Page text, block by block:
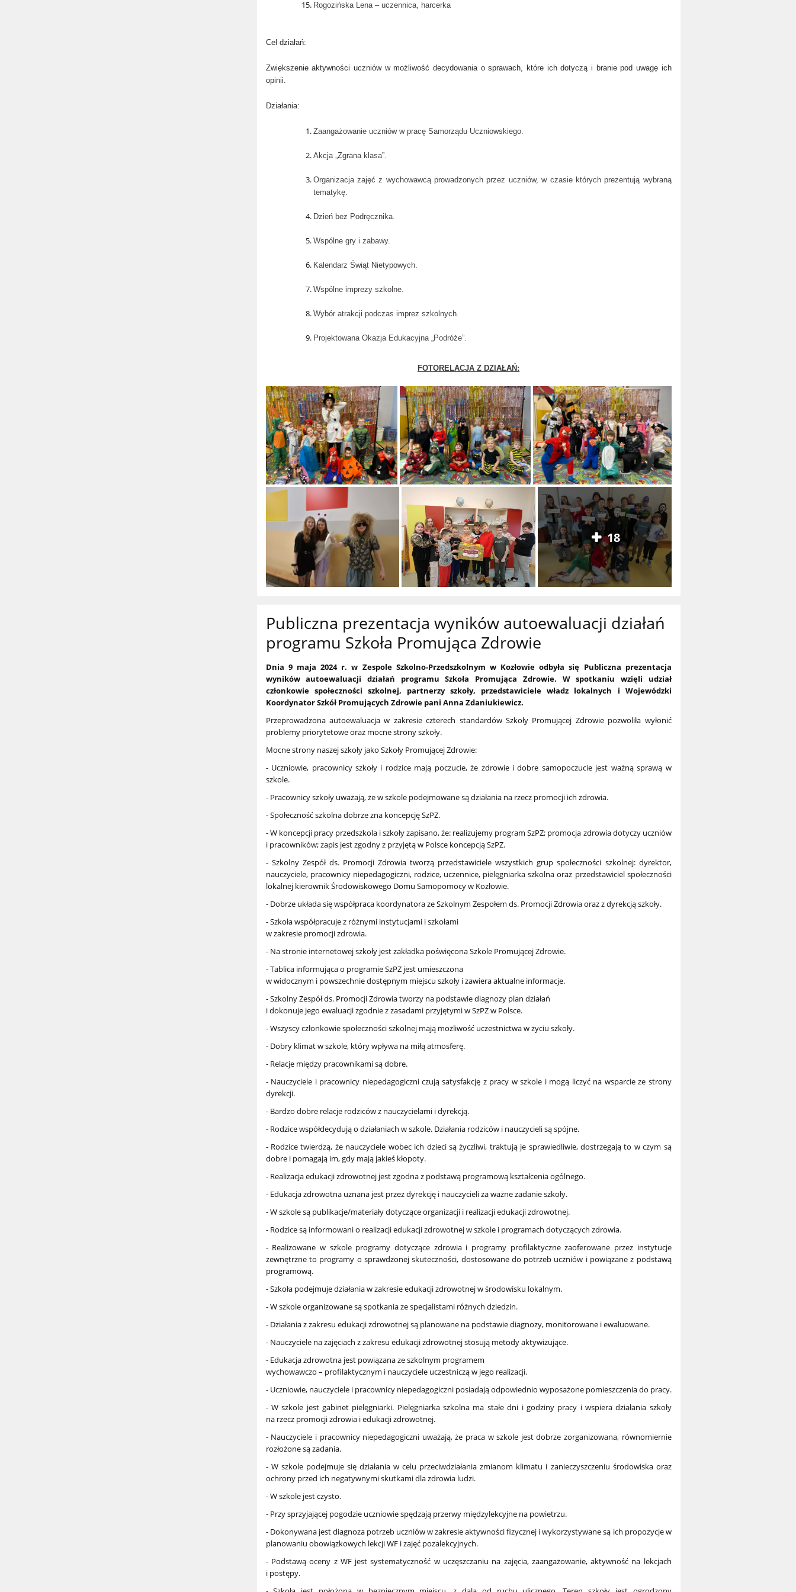
Rogozińska Lena – uczennica, harcerka
Cel działań:
Zwiększenie aktywności uczniów w możliwość decydowania o sprawach, które ich dotyczą i branie pod uwagę ich
opinii.
Działania:
Zaangażowanie uczniów w pracę Samorządu Uczniowskiego.
Akcja „Zgrana klasa”.
Organizacja zajęć z wychowawcą prowadzonych przez uczniów, w czasie których prezentują wybraną
tematykę.
Dzień bez Podręcznika.
Wspólne gry i zabawy.
Kalendarz Świąt Nietypowych.
Wspólne imprezy szkolne.
Wybór atrakcji podczas imprez szkolnych.
Projektowana Okazja Edukacyjna „Podróże”.
FOTORELACJA Z DZIAŁAŃ:
18
Publiczna prezentacja wyników autoewaluacji działań
programu Szkoła Promująca Zdrowie
Dnia 9 maja 2024 r. w Zespole Szkolno-Przedszkolnym w Kozłowie odbyła się Publiczna prezentacja
wyników autoewaluacji działań programu Szkoła Promująca Zdrowie. W spotkaniu wzięli udział
członkowie społeczności szkolnej, partnerzy szkoły, przedstawiciele władz lokalnych i Wojewódzki
Koordynator Szkół Promujących Zdrowie pani Anna Zdaniukiewicz.
Przeprowadzona autoewaluacja w zakresie czterech standardów Szkoły Promującej Zdrowie pozwoliła wyłonić
problemy priorytetowe oraz mocne strony szkoły.
Mocne strony naszej szkoły jako Szkoły Promującej Zdrowie:
- Uczniowie, pracownicy szkoły i rodzice mają poczucie, że zdrowie i dobre samopoczucie jest ważną sprawą w
szkole.
- Pracownicy szkoły uważają, że w szkole podejmowane są działania na rzecz promocji ich zdrowia.
- Społeczność szkolna dobrze zna koncepcję SzPZ.
- W koncepcji pracy przedszkola i szkoły zapisano, że: realizujemy program SzPZ; promocja zdrowia dotyczy uczniów
i pracowników; zapis jest zgodny z przyjętą w Polsce koncepcją SzPZ.
- Szkolny Zespół ds. Promocji Zdrowia tworzą przedstawiciele wszystkich grup społeczności szkolnej: dyrektor,
nauczyciele, pracownicy niepedagogiczni, rodzice, uczennice, pielęgniarka szkolna oraz przedstawiciel społeczności
lokalnej kierownik Środowiskowego Domu Samopomocy w Kozłowie.
- Dobrze układa się współpraca koordynatora ze Szkolnym Zespołem ds. Promocji Zdrowia oraz z dyrekcją szkoły.
- Szkoła współpracuje z różnymi instytucjami i szkołami
w zakresie promocji zdrowia.
- Na stronie internetowej szkoły jest zakładka poświęcona Szkole Promującej Zdrowie.
- Tablica informująca o programie SzPZ jest umieszczona
w widocznym i powszechnie dostępnym miejscu szkoły i zawiera aktualne informacje.
- Szkolny Zespół ds. Promocji Zdrowia tworzy na podstawie diagnozy plan działań
i dokonuje jego ewaluacji zgodnie z zasadami przyjętymi w SzPZ w Polsce.
- Wszyscy członkowie społeczności szkolnej mają możliwość uczestnictwa w życiu szkoły.
- Dobry klimat w szkole, który wpływa na miłą atmosferę.
- Relacje między pracownikami są dobre.
- Nauczyciele i pracownicy niepedagogiczni czują satysfakcję z pracy w szkole i mogą liczyć na wsparcie ze strony
dyrekcji.
- Bardzo dobre relacje rodziców z nauczycielami i dyrekcją.
- Rodzice współdecydują o działaniach w szkole. Działania rodziców i nauczycieli są spójne.
- Rodzice twierdzą, że nauczyciele wobec ich dzieci są życzliwi, traktują je sprawiedliwie, dostrzegają to w czym są
dobre i pomagają im, gdy mają jakieś kłopoty.
- Realizacja edukacji zdrowotnej jest zgodna z podstawą programową kształcenia ogólnego.
- Edukacja zdrowotna uznana jest przez dyrekcję i nauczycieli za ważne zadanie szkoły.
- W szkole są publikacje/materiały dotyczące organizacji i realizacji edukacji zdrowotnej.
- Rodzice są informowani o realizacji edukacji zdrowotnej w szkole i programach dotyczących zdrowia.
- Realizowane w szkole programy dotyczące zdrowia i programy profilaktyczne zaoferowane przez instytucje
zewnętrzne to programy o sprawdzonej skuteczności, dostosowane do potrzeb uczniów i powiązane z podstawą
programową.
- Szkoła podejmuje działania w zakresie edukacji zdrowotnej w środowisku lokalnym.
- W szkole organizowane są spotkania ze specjalistami różnych dziedzin.
- Działania z zakresu edukacji zdrowotnej są planowane na podstawie diagnozy, monitorowane i ewaluowane.
- Nauczyciele na zajęciach z zakresu edukacji zdrowotnej stosują metody aktywizujące.
- Edukacja zdrowotna jest powiązana ze szkolnym programem
wychowawczo – profilaktycznym i nauczyciele uczestniczą w jego realizacji.
- Uczniowie, nauczyciele i pracownicy niepedagogiczni posiadają odpowiednio wyposażone pomieszczenia do pracy.
- W szkole jest gabinet pielęgniarki. Pielęgniarka szkolna ma stałe dni i godziny pracy i wspiera działania szkoły
na rzecz promocji zdrowia i edukacji zdrowotnej.
- Nauczyciele i pracownicy niepedagogiczni uważają, że praca w szkole jest dobrze zorganizowana, równomiernie
rozłożone są zadania.
- W szkole podejmuje się działania w celu przeciwdziałania zmianom klimatu i zanieczyszczeniu środowiska oraz
ochrony przed ich negatywnymi skutkami dla zdrowia ludzi.
- W szkole jest czysto.
- Przy sprzyjającej pogodzie uczniowie spędzają przerwy międzylekcyjne na powietrzu.
- Dokonywana jest diagnoza potrzeb uczniów w zakresie aktywności fizycznej i wykorzystywane są ich propozycje w
planowaniu obowiązkowych lekcji WF i zajęć pozalekcyjnych.
- Podstawą oceny z WF jest systematyczność w uczęszczaniu na zajęcia, zaangażowanie, aktywność na lekcjach
i postępy.